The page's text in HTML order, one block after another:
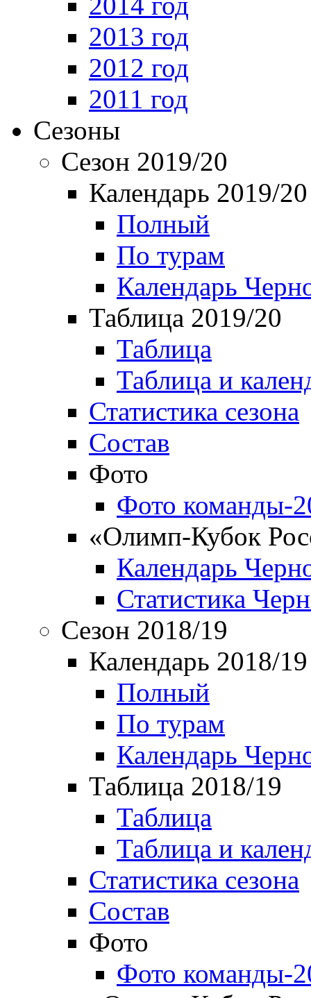
2013 год
2012 год
2011 год
Сезоны
Сезон 2019/20
Календарь 2019/20
Полный
По турам
Календарь
Таблица 2019/20
Таблица
Таблица и
Статистика сезона
Состав
Фото
Фото команды-
«Олимп-Кубок
Календарь
Статистика
Сезон 2018/19
Календарь 2018/19
Полный
По турам
Календарь
Таблица 2018/19
Таблица
Таблица и
Статистика сезона
Состав
Фото
Фото команды-